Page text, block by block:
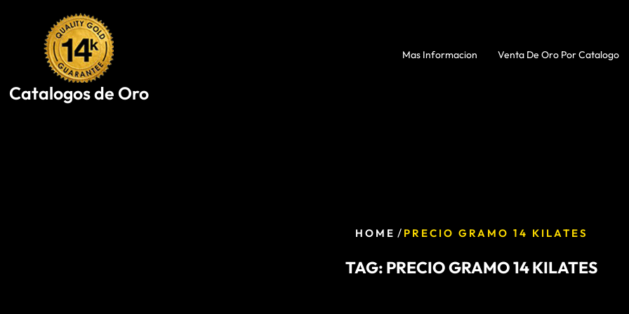
Catalogos de Oro
Mas Informacion Venta De Oro Por Catalogo
HOME / PRECIO GRAMO 14 KILATES
TAG: PRECIO GRAMO 14 KILATES